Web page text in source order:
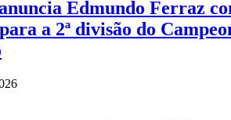
Edmundo Ferraz
a 2ª divisão do